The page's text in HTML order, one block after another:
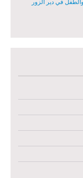
في دير الزور
في محافظة السويداء
الشغور
الزور - المرحلة
الشغور – المرحلة